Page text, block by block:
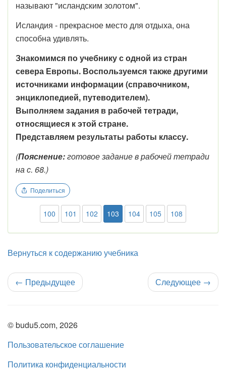
называют "исландским золотом".
Исландия - прекрасное место для отдыха, она
способна удивлять.
Знакомимся по учебнику с одной из стран
севера Европы. Воспользуемся также другими
источниками информации (справочником,
энциклопедией, путеводителем).
Выполняем задания в рабочей тетради,
относящиеся к этой стране.
Представляем результаты работы классу.
(Пояснение:готовое задание в рабочей тетради
на с. 68.)
Поделиться
100 101 102 103 104 105 108
Вернуться к содержанию учебника
← Предыдущее Следующее →